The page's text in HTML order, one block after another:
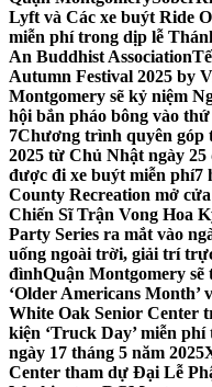
Lyft và Các xe buýt Ride
miễn phí trong dịp lễ
An Buddhist Association
Autumn Festival 2025 by
Montgomery sẽ kỷ niệm
hội bắn pháo bông vào
7Chương trình quyên góp
2025 từ Chủ Nhật ngày
được đi xe buýt miễn phí7
County Recreation mở
Chiến Sĩ Trận Vong Hoa
Party Series ra mắt vào
uống ngoài trời, giải trí
đìnhQuận Montgomery sẽ
‘Older Americans Month’
White Oak Senior Center
kiện ‘Truck Day’ miễn
ngày 17 tháng 5 năm 2025
Center tham dự Đại Lễ